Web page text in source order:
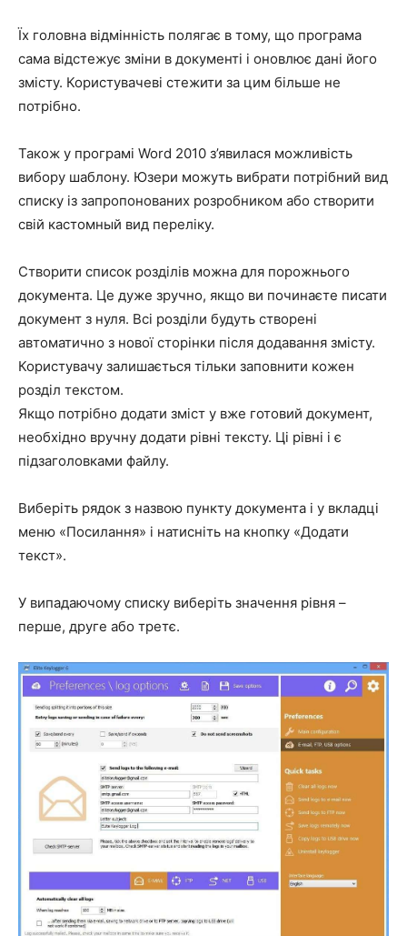
Їх головна відмінність полягає в тому, що програма
сама відстежує зміни в документі і оновлює дані його
змісту. Користувачеві стежити за цим більше не
потрібно.
Також у програмі Word 2010 з’явилася можливість
вибору шаблону. Юзери можуть вибрати потрібний вид
списку із запропонованих розробником або створити
свій кастомный вид переліку.
Створити список розділів можна для порожнього
документа. Це дуже зручно, якщо ви починаєте писати
документ з нуля. Всі розділи будуть створені
автоматично з нової сторінки після додавання змісту.
Користувачу залишається тільки заповнити кожен
розділ текстом.
Якщо потрібно додати зміст у вже готовий документ,
необхідно вручну додати рівні тексту. Ці рівні і є
підзаголовками файлу.
Виберіть рядок з назвою пункту документа і у вкладці
меню «Посилання» і натисніть на кнопку «Додати
текст».
У випадаючому списку виберіть значення рівня –
перше, друге або третє.